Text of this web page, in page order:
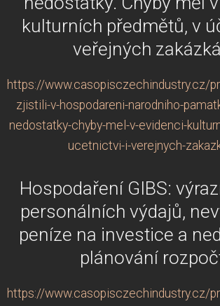
kulturních předmětů, v
veřejných
https://www.casopisczechindustry.cz/
zjistili-v-hospodareni-narodniho-
nedostatky-chyby-mel-v-evidenci-
ucetnictvi-i-verejnych-
Hospodaření GIBS:
personálních výdajů,
peníze na investice a
plánování
https://www.casopisczechindustry.cz/